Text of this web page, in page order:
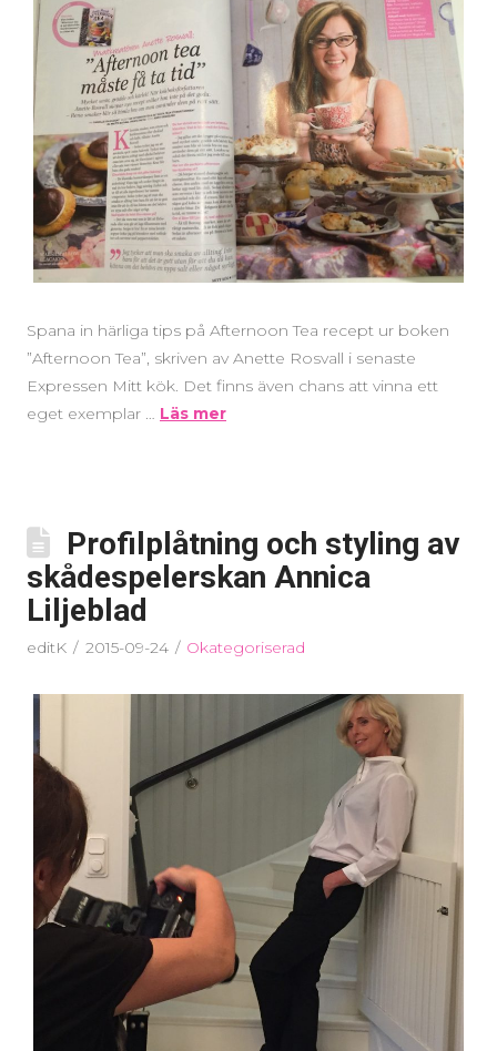
Spana in härliga tips på Afternoon Tea recept ur boken
”Afternoon Tea”, skriven av Anette Rosvall i senaste
Expressen Mitt kök. Det finns även chans att vinna ett
eget exemplar … Läs mer
Profilplåtning och styling av
skådespelerskan Annica
Liljeblad
editK 2015-09-24 Okategoriserad